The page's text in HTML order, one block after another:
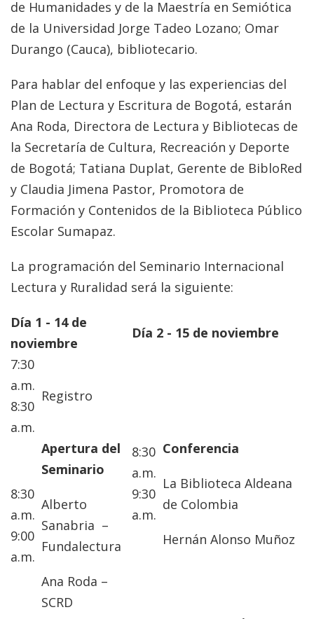
de Humanidades y de la Maestría en Semiótica
de la Universidad Jorge Tadeo Lozano; Omar
Durango (Cauca), bibliotecario.
Para hablar del enfoque y las experiencias del
Plan de Lectura y Escritura de Bogotá, estarán
Ana Roda, Directora de Lectura y Bibliotecas de
la Secretaría de Cultura, Recreación y Deporte
de Bogotá; Tatiana Duplat, Gerente de BibloRed
y Claudia Jimena Pastor, Promotora de
Formación y Contenidos de la Biblioteca Público
Escolar Sumapaz.
La programación del Seminario Internacional
Lectura y Ruralidad será la siguiente:
Día 1 - 14 de
noviembre
Día 2 - 15 de noviembre
7:30
a.m.
8:30
a.m.
Registro
8:30
a.m.
9:30
a.m.
Conferencia
La Biblioteca Aldeana
de Colombia
Hernán Alonso Muñoz
8:30
a.m.
9:00
a.m.
Apertura del
Seminario
Alberto
Sanabria –
Fundalectura
Ana Roda –
SCRD